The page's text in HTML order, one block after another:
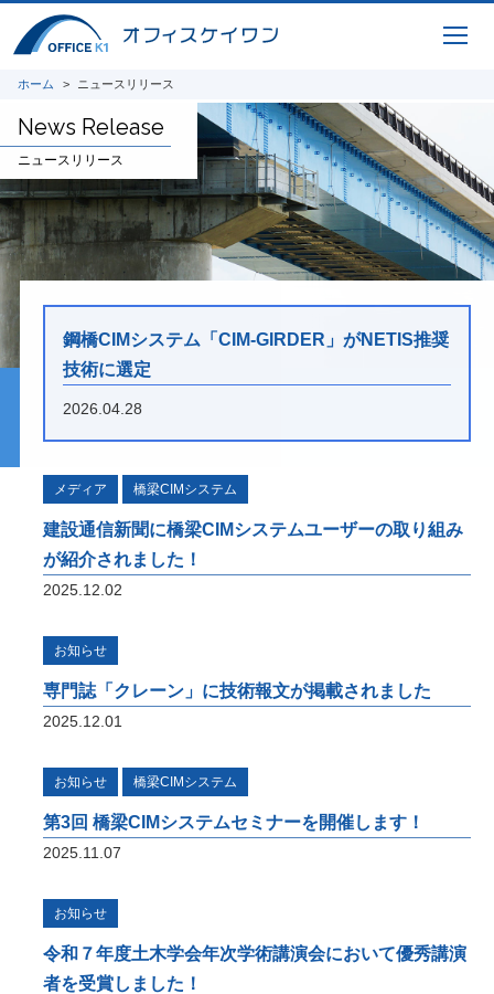
完成パース、 CIM-PDF変換、点群データ、
作成、曲面展開図作成
研究開発
将来の橋梁建設システムの生産性向上に貢献
すべく、3Dモデルを中心とした研究開発に
取り組んでいます。共同開発やオープンイノ
ベーション、また投稿論文や講演実績を紹介
いたします。
オフィスケイワンが参画するコンソーシアム
向上するための革新的技術の導入・活用に関
するプロジェクト」をご紹介しています。
ホーム ニュースリリース
News Release
ニュースリリース
鋼橋CIMシステム「CIM-GIRDER」がNETIS推奨
技術に選定
2026.04.28
メディア 橋梁CIMシステム
建設通信新聞に橋梁CIMシステムユーザーの取り組み
が紹介されました！
2025.12.02
お知らせ
専門誌「クレーン」に技術報文が掲載されました
2025.12.01
お知らせ 橋梁CIMシステム
第3回 橋梁CIMシステムセミナーを開催します！
2025.11.07
お知らせ
令和７年度土木学会年次学術講演会において優秀講演
者を受賞しました！